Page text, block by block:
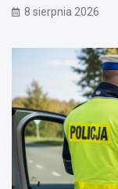
8 sierpnia 2026